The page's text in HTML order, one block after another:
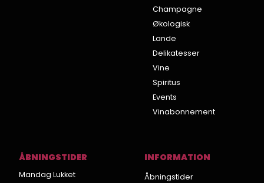
Champagne
Økologisk
Lande
Delikatesser
Vine
Spiritus
Events
Vinabonnement
ÅBNINGSTIDER
Mandag Lukket
INFORMATION
Åbningstider